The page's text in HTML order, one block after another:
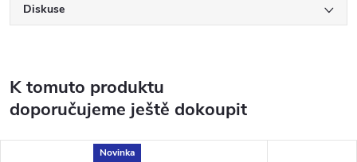
Diskuse
K tomuto produktu
doporučujeme ještě dokoupit
Novinka